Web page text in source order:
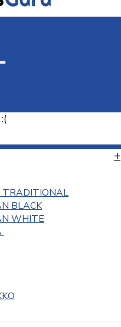
TRADITIONAL
BLACK
WHITE